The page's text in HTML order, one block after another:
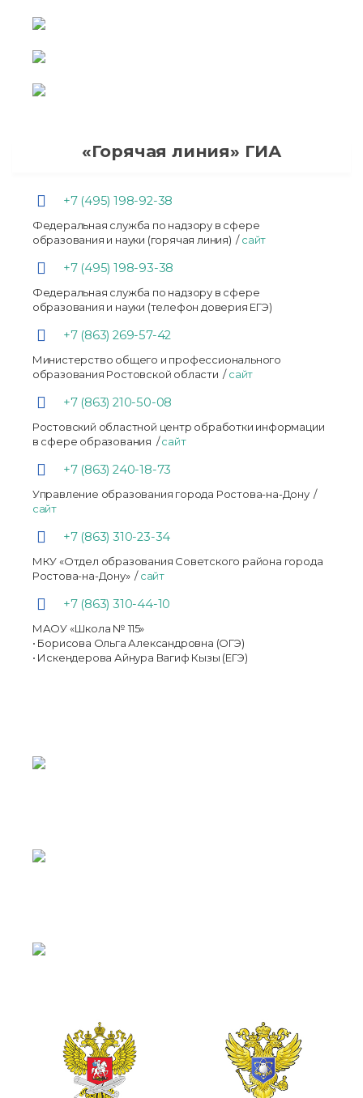
«Горячая линия» ГИА
+7 (495) 198-92-38
Федеральная служба по надзору в сфере
образования и науки (горячая линия) /сайт
+7 (495) 198-93-38
Федеральная служба по надзору в сфере
образования и науки (телефон доверия ЕГЭ)
+7 (863) 269-57-42
Министерство общего и профессионального
образования Ростовской области /сайт
+7 (863) 210-50-08
Ростовский областной центр обработки информации
в сфере образования /сайт
+7 (863) 240-18-73
Управление образования города Ростова-на-Дону /
сайт
+7 (863) 310-23-34
МКУ «Отдел образования Советского района города
Ростова-на-Дону» /сайт
+7 (863) 310-44-10
МАОУ «Школа № 115»
• Борисова Ольга Александровна (ОГЭ)
• Искендерова Айнура Вагиф Кызы (ЕГЭ)